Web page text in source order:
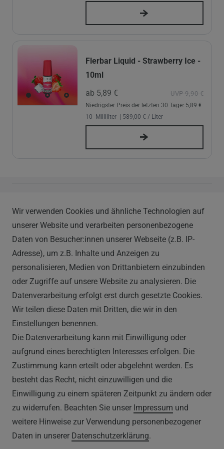
Flerbar Liquid - Strawberry Ice -
10ml
UVP 9,90 €
ab 5,89 €
Niedrigster Preis der letzten 30 Tage: 5,89 €
10 Milliliter | 589,00 € / Liter
Im Hülsenfeld 9
40721 Hilden
0212 520-82 100
info@vapor-handel.de
Montag - Freitag, 09:00 - 16:00
RECHTLICHES
AGB
WIDERRUFSRECHT
IMPRESSUM
DATENSCHUTZERKLÄRUNG
HINWEISE ZUM ELEKTROGESETZ
Wir verwenden Cookies und ähnliche Technologien auf
unserer Website und verarbeiten personenbezogene
Daten von Besucher:innen unserer Webseite (z.B. IP-
Adresse), um z.B. Inhalte und Anzeigen zu
personalisieren, Medien von Drittanbietern einzubinden
oder Zugriffe auf unsere Website zu analysieren. Die
Datenverarbeitung erfolgt erst durch gesetzte Cookies.
Wir teilen diese Daten mit Dritten, die wir in den
Einstellungen benennen.
Die Datenverarbeitung kann mit Einwilligung oder
aufgrund eines berechtigten Interesses erfolgen. Die
Zustimmung kann erteilt oder abgelehnt werden. Es
besteht das Recht, nicht einzuwilligen und die
Einwilligung zu einem späteren Zeitpunkt zu ändern oder
zu widerrufen. Beachten Sie unser Impressum und
weitere Hinweise zur Verwendung personenbezogener
Daten in unserer Daten­schutz­erklärung.